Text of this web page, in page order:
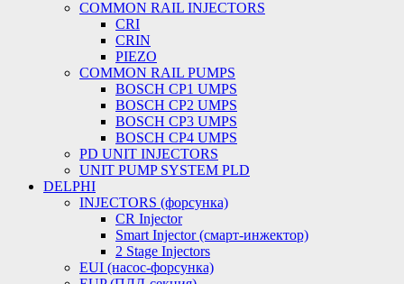
COMMON RAIL INJECTORS
CRI
CRIN
PIEZO
COMMON RAIL PUMPS
BOSCH CP1 UMPS
BOSCH CP2 UMPS
BOSCH CP3 UMPS
BOSCH CP4 UMPS
PD UNIT INJECTORS
UNIT PUMP SYSTEM PLD
DELPHI
INJECTORS (форсунка)
CR Injector
Smart Injector (смарт-инжектор)
2 Stage Injectors
EUI (насос-форсунка)